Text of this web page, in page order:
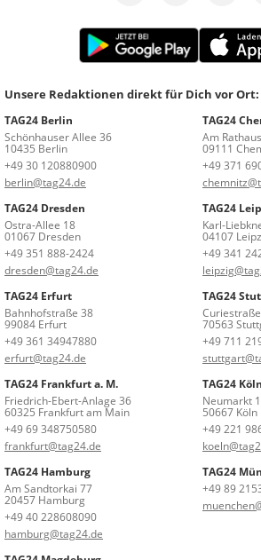
Unsere Redaktionen direkt für Dich vor Ort:
TAG24 Berlin
Schönhauser Allee 36
10435 Berlin
+49 30 120880900
berlin@tag24.de
TAG24
Am
09111
+49 371
TAG24 Dresden
Ostra-Allee 18
01067 Dresden
+49 351 888-2424
dresden@tag24.de
TAG24
Karl-
04107
+49 341
TAG24 Erfurt
Bahnhofstraße 38
99084 Erfurt
+49 361 34947880
erfurt@tag24.de
TAG24
70563
+49 711
TAG24 Frankfurt a. M.
Friedrich-Ebert-Anlage 36
60325 Frankfurt am Main
+49 69 348750580
frankfurt@tag24.de
TAG24 Köln
Neumarkt
50667 Köln
+49 221
TAG24 Hamburg
Am Sandtorkai 77
20457 Hamburg
+49 40 228608090
hamburg@tag24.de
TAG24
+49 89